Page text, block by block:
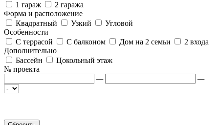
1 гараж
2 гаража
Форма и расположение
Квадратный
Узкий
Угловой
Особенности
С террасой
С балконом Дом на 2 семьи
2 входа
Дополнительно
Бассейн
Цокольный этаж
№ проекта
—
—